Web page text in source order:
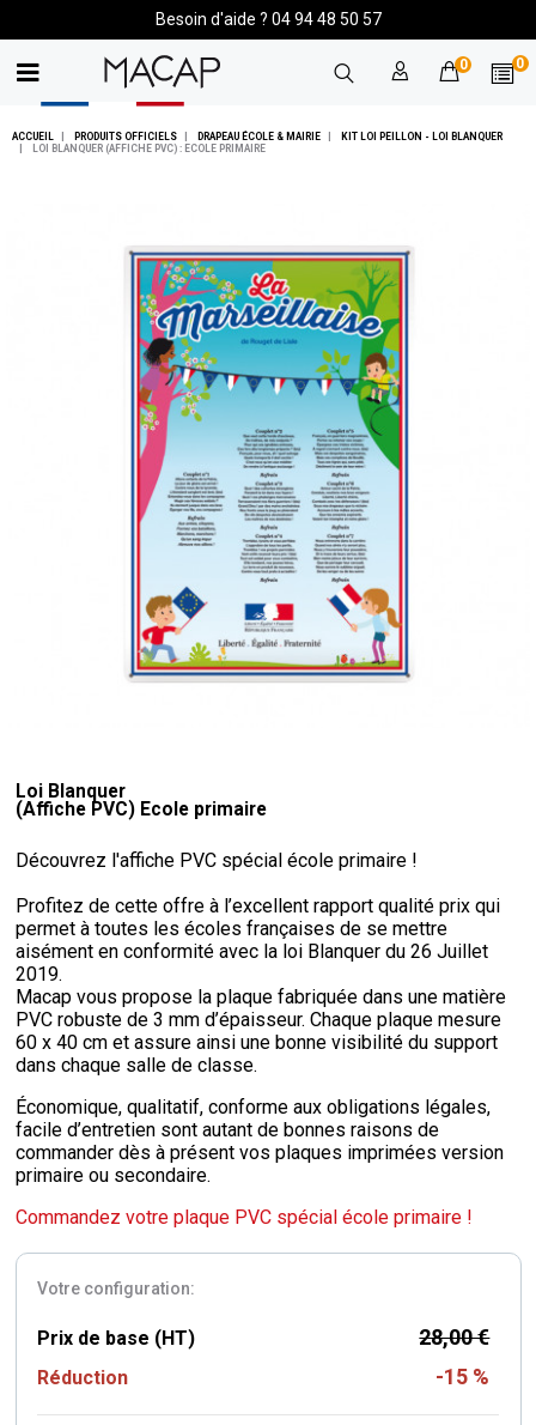
Besoin d'aide ? 04 94 48 50 57
0 0
ACCUEIL PRODUITS OFFICIELS DRAPEAU ÉCOLE & MAIRIE
KIT LOI PEILLON - LOI BLANQUER
LOI BLANQUER (AFFICHE PVC) : ECOLE PRIMAIRE
Loi Blanquer
(Affiche PVC) Ecole primaire
Découvrez l'affiche PVC spécial école primaire !
Profitez de cette offre à l’excellent rapport qualité prix qui
permet à toutes les écoles françaises de se mettre
aisément en conformité avec la loi Blanquer du 26 Juillet
2019.
Macap vous propose la plaque fabriquée dans une matière
PVC robuste de 3 mm d’épaisseur. Chaque plaque mesure
60 x 40 cm et assure ainsi une bonne visibilité du support
dans chaque salle de classe.
Économique, qualitatif, conforme aux obligations légales,
facile d’entretien sont autant de bonnes raisons de
commander dès à présent vos plaques imprimées version
primaire ou secondaire.
Commandez votre plaque PVC spécial école primaire !
Votre configuration:
Prix ​​de base (HT) 28,00 €
Réduction -15 %